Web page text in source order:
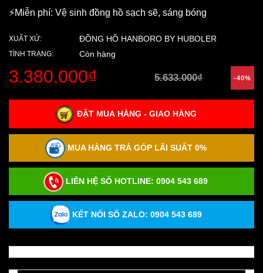
⚡️Miễn phí: Vệ sinh đồng hồ sạch sẽ, sáng bóng
XUẤT XỨ: ĐỒNG HỒ HANBORO BY HUBOLER
TÌNH TRẠNG: Còn hàng
3.380.000₫ 5.633.000₫ -40%
ĐẶT MUA HÀNG - GIAO HÀNG
MUA HÀNG TRẢ GÓP LÃI SUẤT 0%
LIÊN HỆ SỐ HOTLINE: 0904 543 689
KẾT NỐI SỐ ZALO: 0904 543 689